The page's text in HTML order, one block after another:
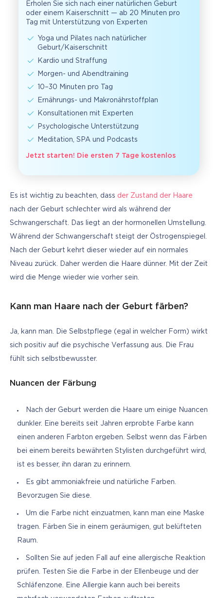
Erholen Sie sich nach einer natürlichen Geburt
oder einem Kaiserschnitt — ab 20 Minuten pro
Tag mit Unterstützung von Experten
Yoga und Pilates nach natürlicher
Geburt/Kaiserschnitt
Kardio und Straffung
Morgen- und Abendtraining
10–30 Minuten pro Tag
Ernährungs- und Makronährstoffplan
Konsultationen mit Experten
Psychologische Unterstützung
Meditation, SPA und Podcasts
Jetzt starten! Die ersten 7 Tage kostenlos
Es ist wichtig zu beachten, dass der Zustand der Haare
nach der Geburt schlechter wird als während der
Schwangerschaft. Das liegt an der hormonellen Umstellung.
Während der Schwangerschaft steigt der Östrogenspiegel.
Nach der Geburt kehrt dieser wieder auf ein normales
Niveau zurück. Daher werden die Haare dünner. Mit der Zeit
wird die Menge wieder wie vorher sein.
Kann man Haare nach der Geburt färben?
Ja, kann man. Die Selbstpflege (egal in welcher Form) wirkt
sich positiv auf die psychische Verfassung aus. Die Frau
fühlt sich selbstbewusster.
Nuancen der Färbung
Nach der Geburt werden die Haare um einige Nuancen
dunkler. Eine bereits seit Jahren erprobte Farbe kann
einen anderen Farbton ergeben. Selbst wenn das Färben
bei einem bereits bewährten Stylisten durchgeführt wird,
ist es besser, ihn daran zu erinnern.
Es gibt ammoniakfreie und natürliche Farben.
Bevorzugen Sie diese.
Um die Farbe nicht einzuatmen, kann man eine Maske
tragen. Färben Sie in einem geräumigen, gut belüfteten
Raum.
Sollten Sie auf jeden Fall auf eine allergische Reaktion
prüfen. Testen Sie die Farbe in der Ellenbeuge und der
Schläfenzone. Eine Allergie kann auch bei bereits